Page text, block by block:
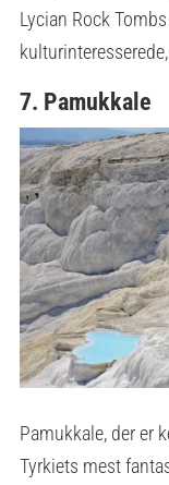
Lycian Rock
7. Pamukkale
Pamukkale, der er
Tyrkiets mest